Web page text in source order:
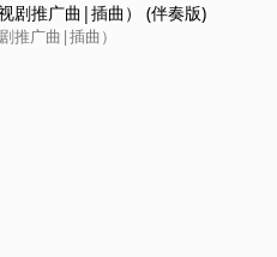
剧推广曲|插曲） (伴奏版)
推广曲|插曲）